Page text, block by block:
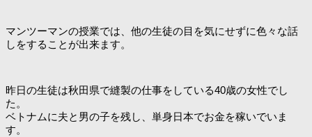
マンツーマンの授業では、他の生徒の目を気にせずに色々な話
しをすることが出来ます。
昨日の生徒は秋田県で縫製の仕事をしている40歳の女性でし
た。
ベトナムに夫と男の子を残し、単身日本でお金を稼いでいま
す。